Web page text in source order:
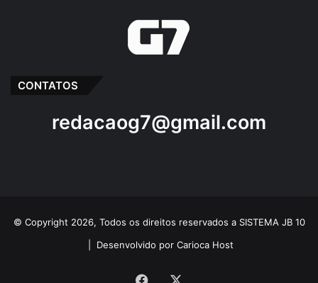
CONTATOS
redacaog7@gmail.com
© Copyright 2026, Todos os direitos reservados a SISTEMA JB 10
Desenvolvido por Carioca Host